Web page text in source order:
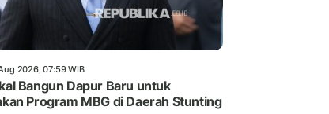
2026, 07:59 WIB
Bangun Dapur Baru untuk
Program MBG di Daerah Stunting